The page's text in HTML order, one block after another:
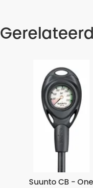
Suunto CB - One